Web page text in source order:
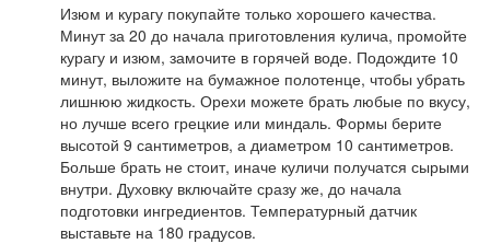
Изюм и курагу покупайте только хорошего качества.
Минут за 20 до начала приготовления кулича, промойте
курагу и изюм, замочите в горячей воде. Подождите 10
минут, выложите на бумажное полотенце, чтобы убрать
лишнюю жидкость. Орехи можете брать любые по вкусу,
но лучше всего грецкие или миндаль. Формы берите
высотой 9 сантиметров, а диаметром 10 сантиметров.
Больше брать не стоит, иначе куличи получатся сырыми
внутри. Духовку включайте сразу же, до начала
подготовки ингредиентов. Температурный датчик
выставьте на 180 градусов.